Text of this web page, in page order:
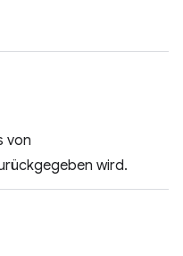
von
wird.